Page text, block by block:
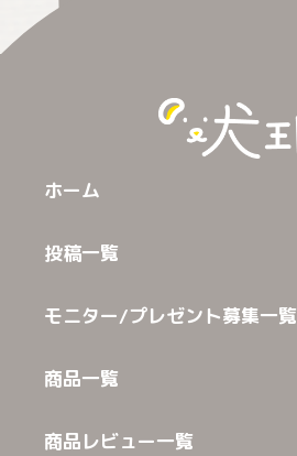
ホーム
投稿一覧
モニター/プレゼント募集一覧
商品一覧
商品レビュー一覧